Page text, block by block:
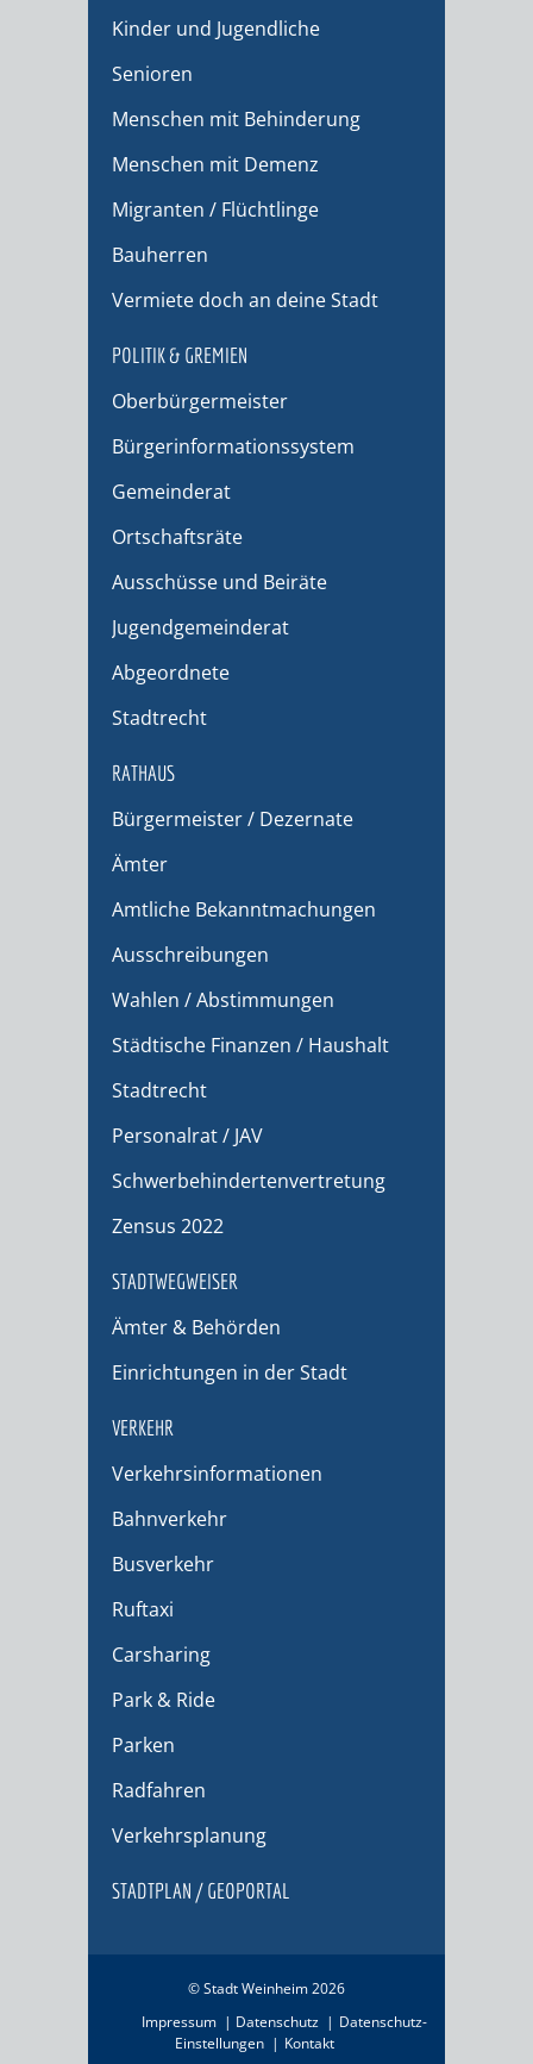
Kinder und Jugendliche
Senioren
Menschen mit Behinderung
Menschen mit Demenz
Migranten / Flüchtlinge
Bauherren
Vermiete doch an deine Stadt
POLITIK & GREMIEN
Oberbürgermeister
Bürgerinformationssystem
Gemeinderat
Ortschaftsräte
Ausschüsse und Beiräte
Jugendgemeinderat
Abgeordnete
Stadtrecht
RATHAUS
Bürgermeister / Dezernate
Ämter
Amtliche Bekanntmachungen
Ausschreibungen
Wahlen / Abstimmungen
Städtische Finanzen / Haushalt
Stadtrecht
Personalrat / JAV
Schwerbehindertenvertretung
Zensus 2022
STADTWEGWEISER
Ämter & Behörden
Einrichtungen in der Stadt
VERKEHR
Verkehrsinformationen
Bahnverkehr
Busverkehr
Ruftaxi
Carsharing
Park & Ride
Parken
Radfahren
Verkehrsplanung
STADTPLAN / GEOPORTAL
© Stadt Weinheim 2026
Impressum
Datenschutz
Datenschutz-
Einstellungen
Kontakt